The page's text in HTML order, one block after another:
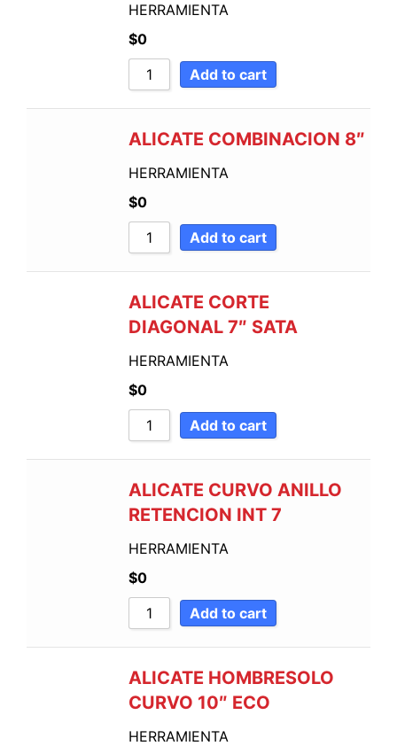
HERRAMIENTA
$0
Add to cart
ALICATE COMBINACION 8″
HERRAMIENTA
$0
Add to cart
ALICATE CORTE
DIAGONAL 7″ SATA
HERRAMIENTA
$0
Add to cart
ALICATE CURVO ANILLO
RETENCION INT 7
HERRAMIENTA
$0
Add to cart
ALICATE HOMBRESOLO
CURVO 10″ ECO
HERRAMIENTA